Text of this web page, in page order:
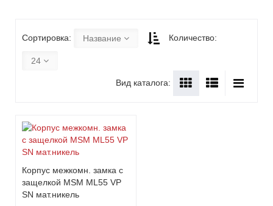
Сортировка: Название Количество:
24
Вид каталога:
Корпус межкомн. замка с
защелкой MSM ML55 VP
SN мат.никель